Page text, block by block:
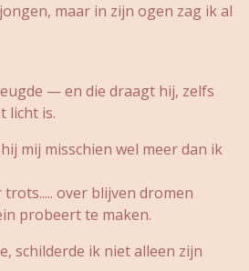
maar in zijn ogen zag ik al
— en die draagt hij, zelfs
licht is.
mij misschien wel meer dan ik
over blijven dromen
probeert te maken.
schilderde ik niet alleen zijn